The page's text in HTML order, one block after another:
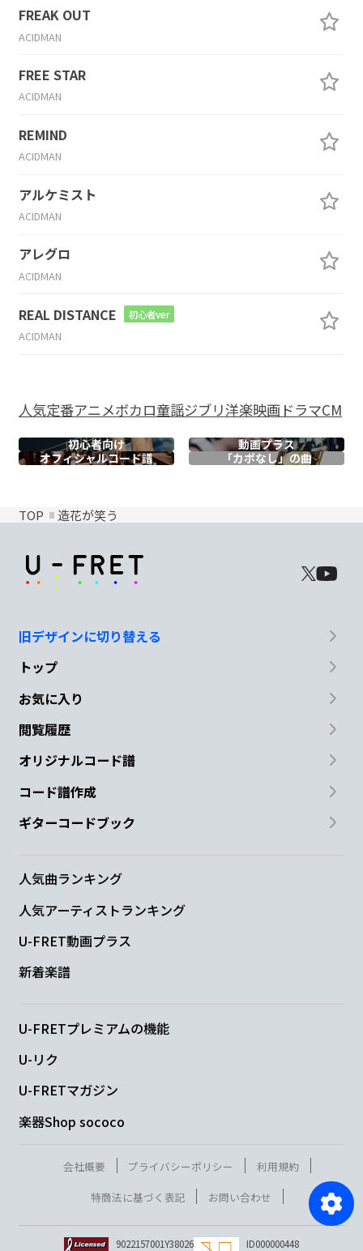
FREAK OUT
ACIDMAN
FREE STAR
ACIDMAN
REMIND
ACIDMAN
アルケミスト
ACIDMAN
アレグロ
ACIDMAN
REAL DISTANCE 初心者ver
ACIDMAN
人気定番アニメボカロ童謡ジブリ洋楽映画ドラマCM
初心者向け
動画プラス
オフィシャルコード譜 「カポなし」の曲
TOP 造花が笑う
旧デザインに切り替える
トップ
お気に入り
閲覧履歴
オリジナルコード譜
コード譜作成
ギターコードブック
人気曲ランキング
人気アーティストランキング
U-FRET動画プラス
新着楽譜
U-FRETプレミアムの機能
U-リク
U-FRETマガジン
楽器Shop sococo
会社概要 プライバシーポリシー
利用規約
特商法に基づく表記
お問い合わせ
9022157001Y38026
ID000000448